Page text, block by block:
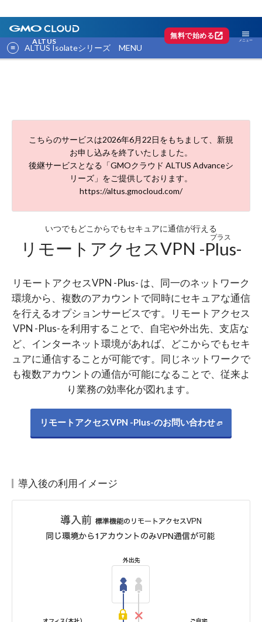
ALTUS
無料で始めるopen_in_new menu
ALTUS Isolateシリーズ MENU
こちらのサービスは2026年6月22日をもちまして、新規
お申し込みを終了いたしました。
後継サービスとなる「GMOクラウド ALTUS Advanceシ
リーズ」をご提供しております。
https://altus.gmocloud.com/
いつでもどこからでもセキュアに通信が行える
リモートアクセスVPN -Plus-
プラス
リモートアクセスVPN -Plus- は、同一のネットワーク
環境から、複数のアカウントで同時にセキュアな通信
を行えるオプションサービスです。
リモートアクセス
VPN -Plus-を利用することで、自宅や外出先、支店な
ど、 インターネット環境があれば、どこからでもセキ
ュアに通信することが可能です。 同じネットワークで
も複数アカウントの通信が可能になることで、従来よ
り業務の効率化が図れます。
リモートアクセスVPN -Plus-のお問い合わせ
導入後の利用イメージ